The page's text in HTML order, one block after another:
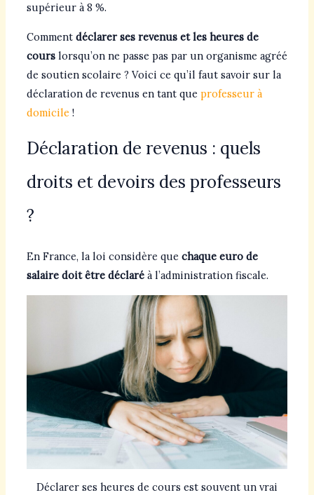
supérieur à 8 %.
Comment déclarer ses revenus et les heures de
courslorsqu’on ne passe pas par un organisme agréé
de soutien scolaire ? Voici ce qu’il faut savoir sur la
déclaration de revenus en tant que professeur à
domicile !
Déclaration de revenus : quels
droits et devoirs des professeurs
?
En France, la loi considère que chaque euro de
salaire doit être déclaréà l’administration fiscale.
Déclarer ses heures de cours est souvent un vrai